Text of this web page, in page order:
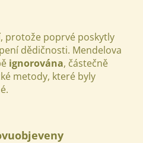
protože poprvé poskytly
dědičnosti. Mendelova
ignorována, částečně
metody, které byly